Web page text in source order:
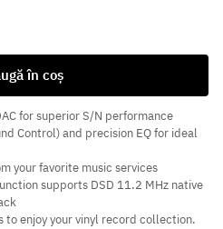
în coș
for superior S/N performance
Control) and precision EQ for ideal
your favorite music services
supports DSD 11.2 MHz native
enjoy your vinyl record collection.